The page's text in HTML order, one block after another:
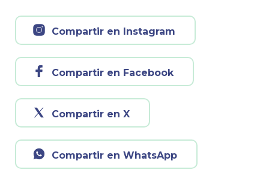
Compartir en Instagram
Compartir en Facebook
Compartir en X
Compartir en WhatsApp